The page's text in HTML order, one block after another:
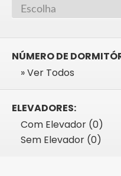
NÚMERO DE
» Ver Todos
ELEVADORES:
Com Elevador (0)
Sem Elevador (0)